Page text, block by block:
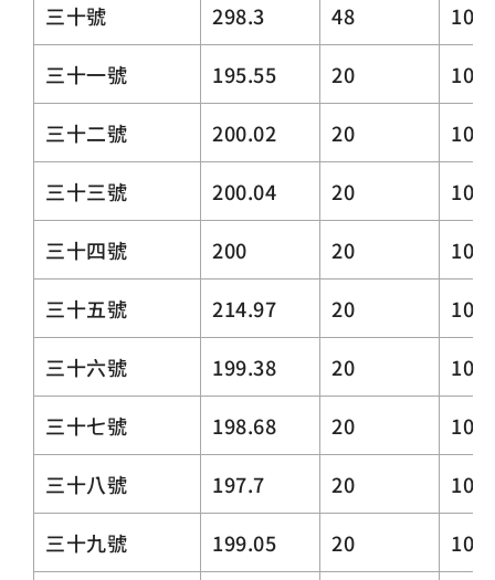
三十號 298.3 48 10
三十一號 195.55 20
三十二號 200.02 20
三十三號 200.04 20
三十四號 200 20
三十五號 214.97 20
三十六號 199.38 20
三十七號 198.68 20
三十八號 197.7 20
三十九號 199.05 20